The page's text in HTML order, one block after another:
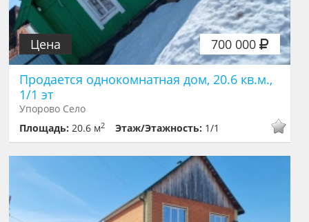
700 000
Цена
Продается однокомнатная дом, 20.6 кв.м.,
1/1 эт
Упорово Село
Площадь:20.6 м2 Этаж/Этажность: 1/1